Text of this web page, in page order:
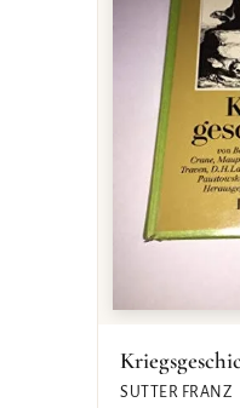
SUTTER FRANZ